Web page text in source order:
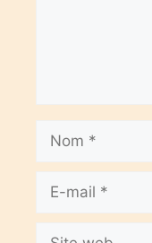
Nom
Site